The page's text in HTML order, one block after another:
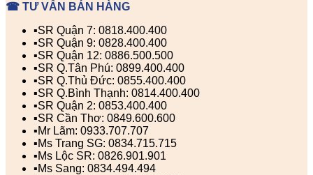
☎ TƯ VẤN BÁN HÀNG
▪️SR Quận 7: 0818.400.400
▪️SR Quận 9: 0828.400.400
▪️SR Quận 12: 0886.500.500
▪️SR Q.Tân Phú: 0899.400.400
▪️SR Q.Thủ Đức: 0855.400.400
▪️SR Q.Bình Thạnh: 0814.400.400
▪️SR Quận 2: 0853.400.400
▪️SR Cần Thơ: 0849.600.600
▪️Mr Lãm: 0933.707.707
▪️Ms Trang SG: 0834.715.715
▪️Ms Lộc SR: 0826.901.901
▪️Ms Sang: 0834.494.494